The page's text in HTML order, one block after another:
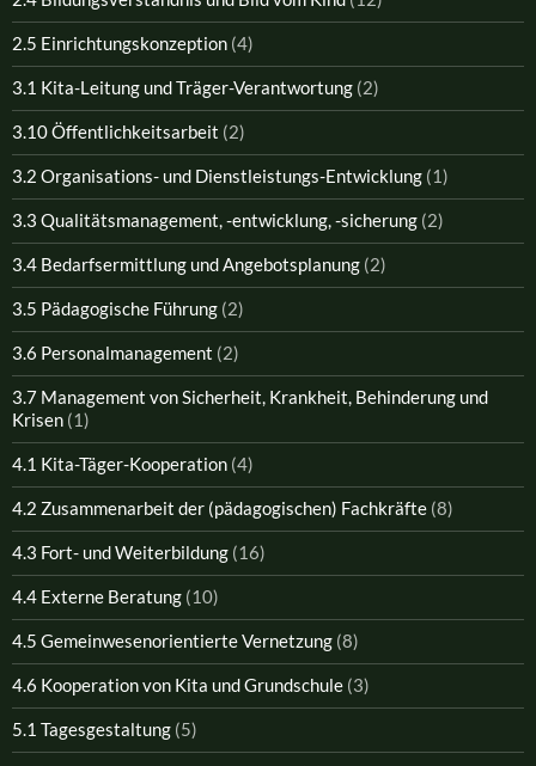
2.5 Einrichtungskonzeption (4)
3.1 Kita-Leitung und Träger-Verantwortung (2)
3.10 Öffentlichkeitsarbeit (2)
3.2 Organisations- und Dienstleistungs-Entwicklung (1)
3.3 Qualitätsmanagement, -entwicklung, -sicherung (2)
3.4 Bedarfsermittlung und Angebotsplanung (2)
3.5 Pädagogische Führung (2)
3.6 Personalmanagement (2)
3.7 Management von Sicherheit, Krankheit, Behinderung und
Krisen (1)
4.1 Kita-Täger-Kooperation (4)
4.2 Zusammenarbeit der (pädagogischen) Fachkräfte (8)
4.3 Fort- und Weiterbildung (16)
4.4 Externe Beratung (10)
4.5 Gemeinwesenorientierte Vernetzung (8)
4.6 Kooperation von Kita und Grundschule (3)
5.1 Tagesgestaltung (5)